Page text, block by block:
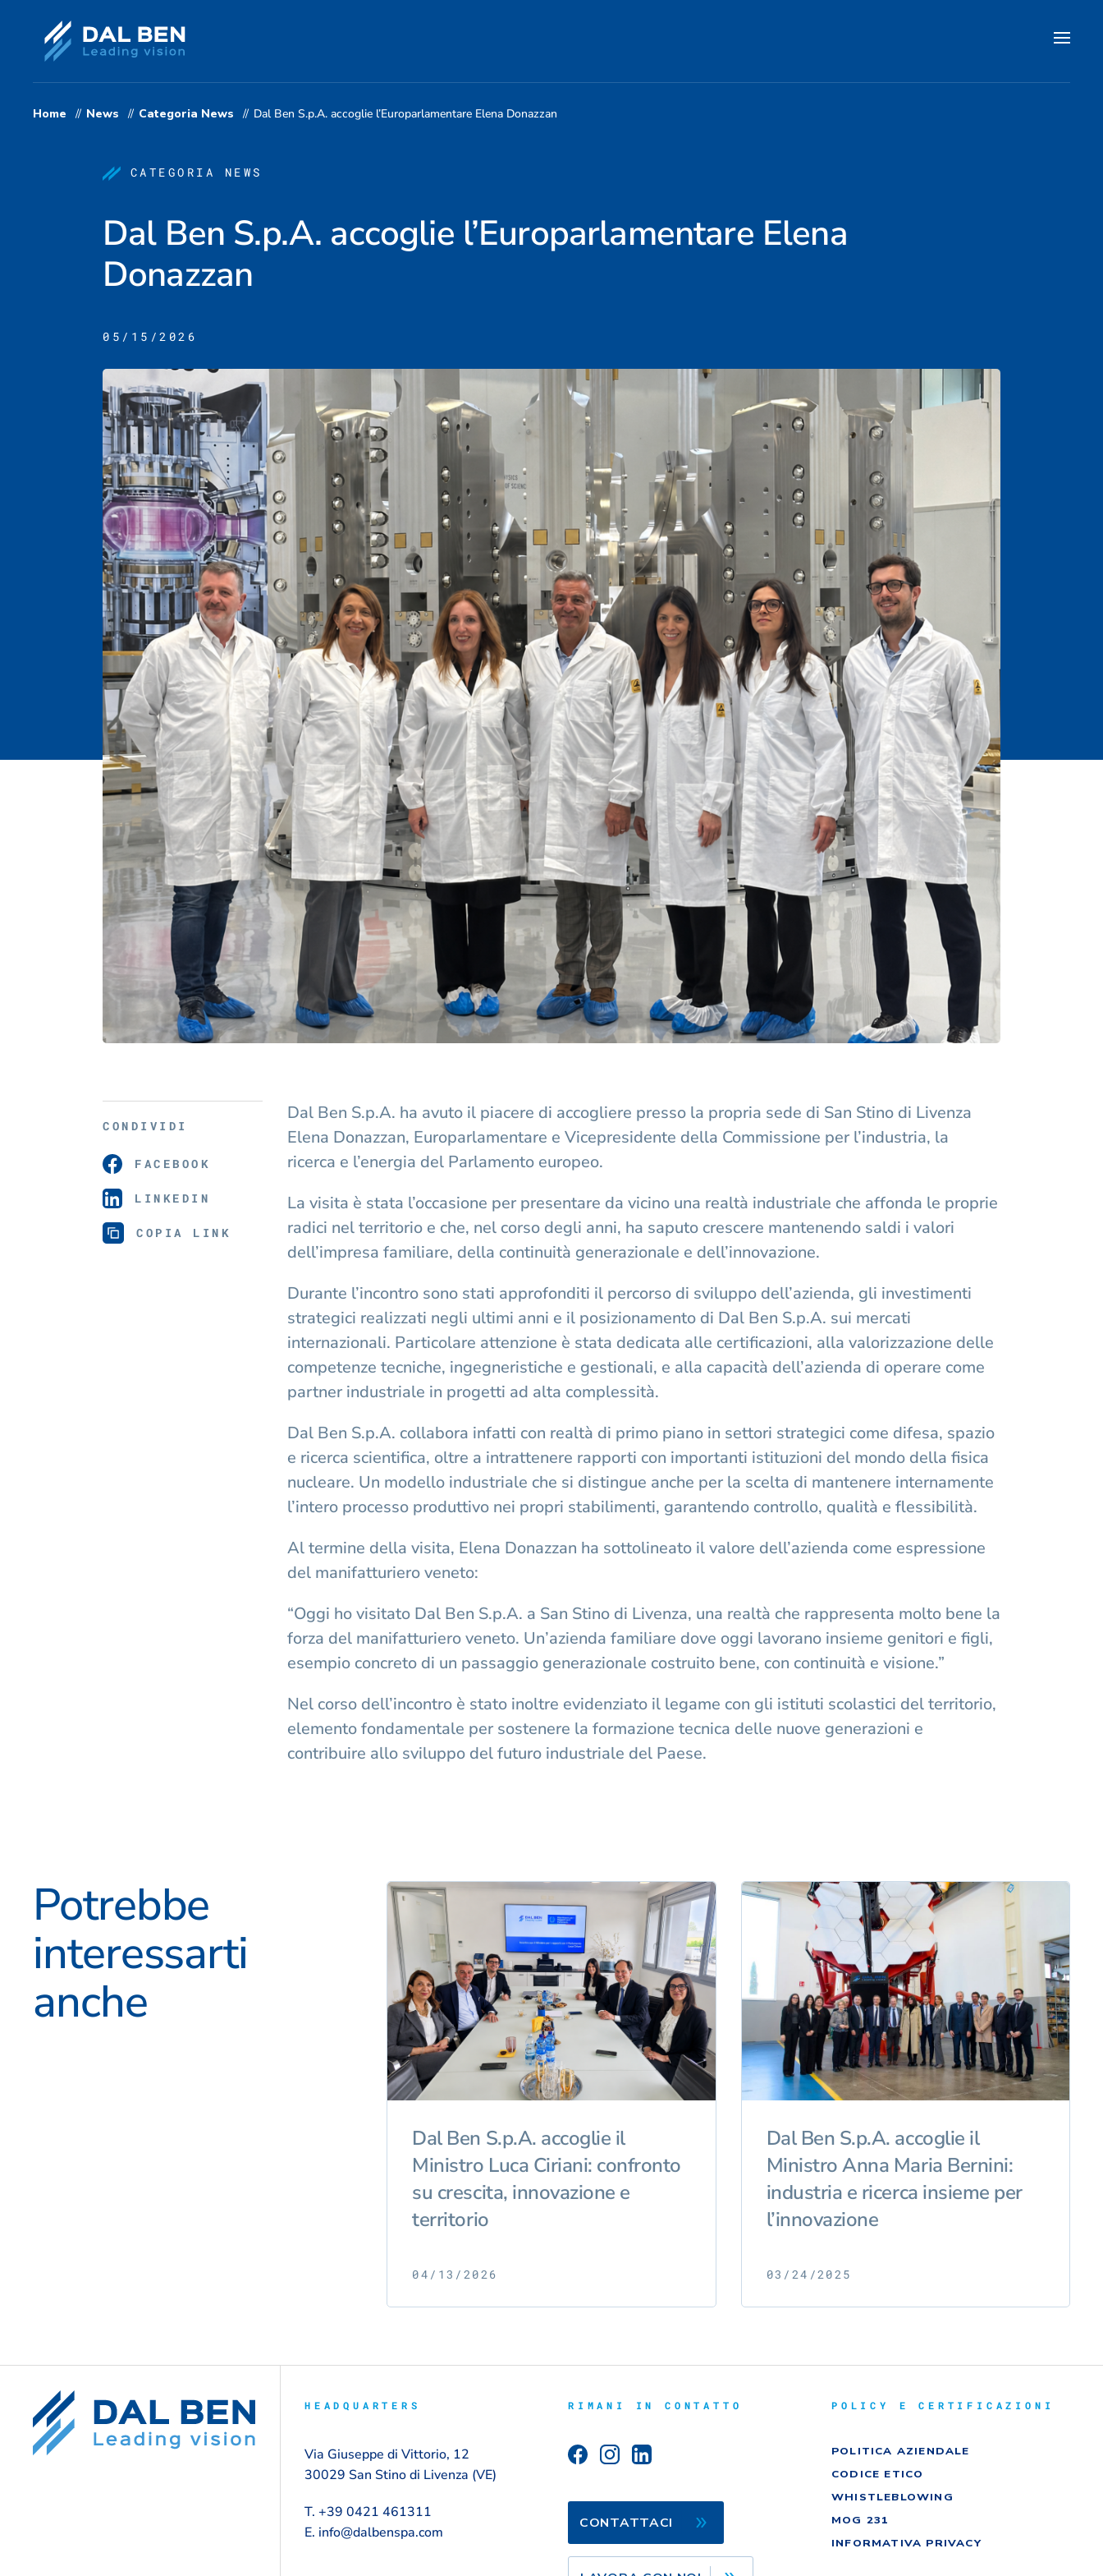
Skip
content
Home News Categoria News Dal Ben S.p.A. accoglie l’Europarlamentare Elena Donazzan
CATEGORIA NEWS
Dal Ben S.p.A. accoglie l’Europarlamentare Elena
Donazzan
05/15/2026
CONDIVIDI
FACEBOOK
LINKEDIN
COPIA LINK
Dal Ben S.p.A. ha avuto il piacere di accogliere presso la propria sede di San Stino di Livenza
Elena Donazzan, Europarlamentare e Vicepresidente della Commissione per l’industria, la
ricerca e l’energia del Parlamento europeo.
La visita è stata l’occasione per presentare da vicino una realtà industriale che affonda le proprie
radici nel territorio e che, nel corso degli anni, ha saputo crescere mantenendo saldi i valori
dell’impresa familiare, della continuità generazionale e dell’innovazione.
Durante l’incontro sono stati approfonditi il percorso di sviluppo dell’azienda, gli investimenti
strategici realizzati negli ultimi anni e il posizionamento di Dal Ben S.p.A. sui mercati
internazionali. Particolare attenzione è stata dedicata alle certificazioni, alla valorizzazione delle
competenze tecniche, ingegneristiche e gestionali, e alla capacità dell’azienda di operare come
partner industriale in progetti ad alta complessità.
Dal Ben S.p.A. collabora infatti con realtà di primo piano in settori strategici come difesa, spazio
e ricerca scientifica, oltre a intrattenere rapporti con importanti istituzioni del mondo della fisica
nucleare. Un modello industriale che si distingue anche per la scelta di mantenere internamente
l’intero processo produttivo nei propri stabilimenti, garantendo controllo, qualità e flessibilità.
Al termine della visita, Elena Donazzan ha sottolineato il valore dell’azienda come espressione
del manifatturiero veneto:
“Oggi ho visitato Dal Ben S.p.A. a San Stino di Livenza, una realtà che rappresenta molto bene la
forza del manifatturiero veneto. Un’azienda familiare dove oggi lavorano insieme genitori e figli,
esempio concreto di un passaggio generazionale costruito bene, con continuità e visione.”
Nel corso dell’incontro è stato inoltre evidenziato il legame con gli istituti scolastici del territorio,
elemento fondamentale per sostenere la formazione tecnica delle nuove generazioni e
contribuire allo sviluppo del futuro industriale del Paese.
Potrebbe
interessarti
anche
Dal Ben S.p.A. accoglie il
Ministro Luca Ciriani: confronto
su crescita, innovazione e
territorio
04/13/2026
Dal Ben S.p.A. accoglie il
Ministro Anna Maria Bernini:
industria e ricerca insieme per
l’innovazione
03/24/2025
HEADQUARTERS
Via Giuseppe di Vittorio, 12
30029 San Stino di Livenza (VE)
T. +39 0421 461311
E. info@dalbenspa.com
RIMANI IN CONTATTO
CONTATTACI
POLICY E CERTIFICAZIONI
POLITICA AZIENDALE
CODICE ETICO
WHISTLEBLOWING
MOG 231
INFORMATIVA PRIVACY